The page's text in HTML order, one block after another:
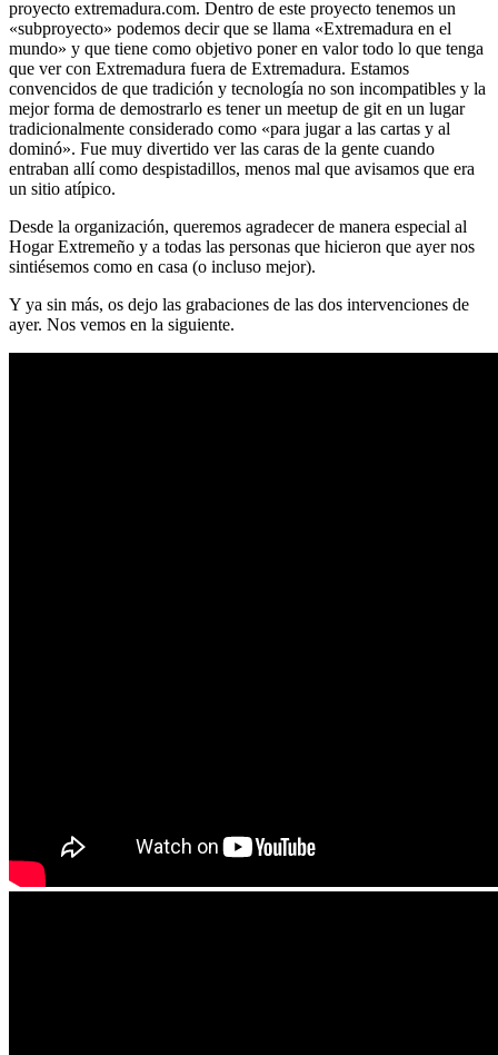
proyecto extremadura.com. Dentro de este proyecto tenemos un
«subproyecto» podemos decir que se llama «Extremadura en el
mundo» y que tiene como objetivo poner en valor todo lo que tenga
que ver con Extremadura fuera de Extremadura. Estamos
convencidos de que tradición y tecnología no son incompatibles y la
mejor forma de demostrarlo es tener un meetup de git en un lugar
tradicionalmente considerado como «para jugar a las cartas y al
dominó». Fue muy divertido ver las caras de la gente cuando
entraban allí como despistadillos, menos mal que avisamos que era
un sitio atípico.
Desde la organización, queremos agradecer de manera especial al
Hogar Extremeño y a todas las personas que hicieron que ayer nos
sintiésemos como en casa (o incluso mejor).
Y ya sin más, os dejo las grabaciones de las dos intervenciones de
ayer. Nos vemos en la siguiente.